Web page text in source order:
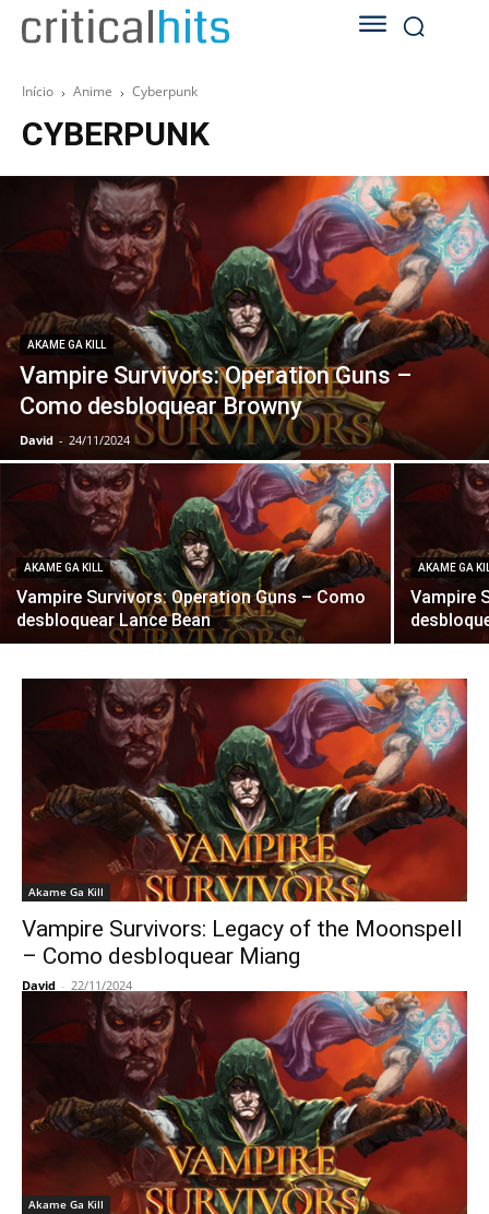
Início Anime Cyberpunk
CYBERPUNK
AKAME GA KILL
Vampire Survivors: Operation Guns –
Como desbloquear Browny
David - 24/11/2024
AKAME GA KILL
Vampire Survivors: Operation Guns – Como
desbloquear Lance Bean
AKAME GA
Vampire
Akame Ga Kill
Vampire Survivors: Legacy of the Moonspell
– Como desbloquear Miang
David - 22/11/2024
Akame Ga Kill